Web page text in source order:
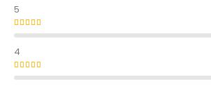
5
Avaliação5de 5
4
Avaliação4de 5